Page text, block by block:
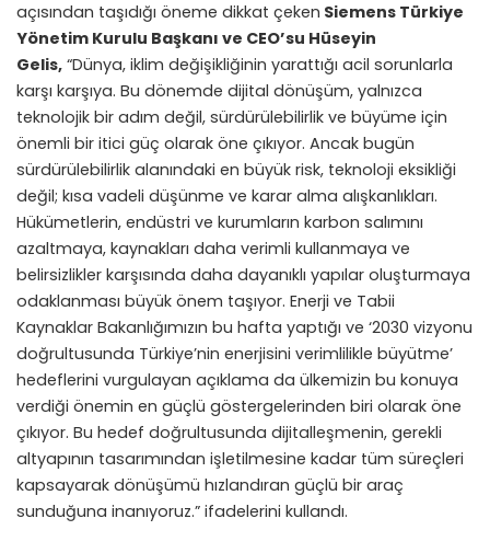
açısından taşıdığı öneme dikkat çeken Siemens Türkiye
Yönetim Kurulu Başkanı ve CEO’su Hüseyin
Gelis, “Dünya, iklim değişikliğinin yarattığı acil sorunlarla
karşı karşıya. Bu dönemde dijital dönüşüm, yalnızca
teknolojik bir adım değil, sürdürülebilirlik ve büyüme için
önemli bir itici güç olarak öne çıkıyor. Ancak bugün
sürdürülebilirlik alanındaki en büyük risk, teknoloji eksikliği
değil; kısa vadeli düşünme ve karar alma alışkanlıkları.
Hükümetlerin, endüstri ve kurumların karbon salımını
azaltmaya, kaynakları daha verimli kullanmaya ve
belirsizlikler karşısında daha dayanıklı yapılar oluşturmaya
odaklanması büyük önem taşıyor. Enerji ve Tabii
Kaynaklar Bakanlığımızın bu hafta yaptığı ve ‘2030 vizyonu
doğrultusunda Türkiye’nin enerjisini verimlilikle büyütme’
hedeflerini vurgulayan açıklama da ülkemizin bu konuya
verdiği önemin en güçlü göstergelerinden biri olarak öne
çıkıyor. Bu hedef doğrultusunda dijitalleşmenin, gerekli
altyapının tasarımından işletilmesine kadar tüm süreçleri
kapsayarak dönüşümü hızlandıran güçlü bir araç
sunduğuna inanıyoruz.” ifadelerini kullandı.